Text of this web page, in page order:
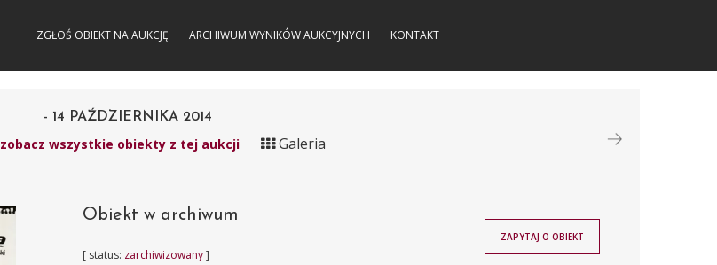
ZGŁOŚ OBIEKT NA AUKCJĘ ARCHIWUM WYNIKÓW AUKCYJNYCH KONTAKT
- 14 PAŹDZIERNIKA 2014
zobacz wszystkie obiekty z tej aukcji Galeria
Obiekt w archiwum
[ status: zarchiwizowany]
ZAPYTAJ O OBIEKT